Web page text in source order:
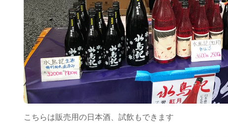
こちらは販売用の日本酒、試飲もできます